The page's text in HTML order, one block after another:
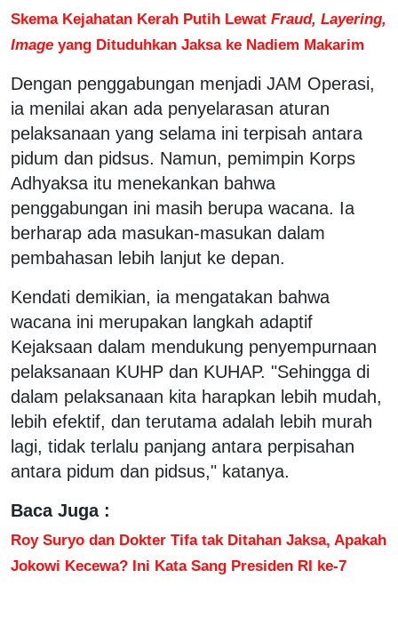
Skema Kejahatan Kerah Putih Lewat Fraud, Layering,
Image yang Dituduhkan Jaksa ke Nadiem Makarim
Dengan penggabungan menjadi JAM Operasi,
ia menilai akan ada penyelarasan aturan
pelaksanaan yang selama ini terpisah antara
pidum dan pidsus. Namun, pemimpin Korps
Adhyaksa itu menekankan bahwa
penggabungan ini masih berupa wacana. Ia
berharap ada masukan-masukan dalam
pembahasan lebih lanjut ke depan.
Kendati demikian, ia mengatakan bahwa
wacana ini merupakan langkah adaptif
Kejaksaan dalam mendukung penyempurnaan
pelaksanaan KUHP dan KUHAP. "Sehingga di
dalam pelaksanaan kita harapkan lebih mudah,
lebih efektif, dan terutama adalah lebih murah
lagi, tidak terlalu panjang antara perpisahan
antara pidum dan pidsus," katanya.
Baca Juga :
Roy Suryo dan Dokter Tifa tak Ditahan Jaksa, Apakah
Jokowi Kecewa? Ini Kata Sang Presiden RI ke-7